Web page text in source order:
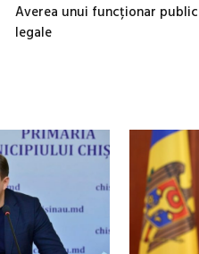
Averea unui funcționar
legale